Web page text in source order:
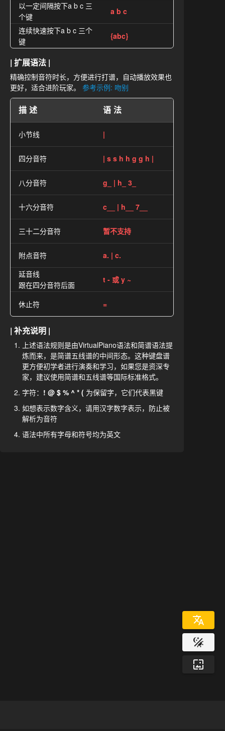
以一定间隔按下a b c 三
个键
a b c
连续快速按下a b c 三个
键
{abc}
| 扩展语法 |
精确控制音符时长，方便进行打谱，自动播放效果也
更好，适合进阶玩家。参考示例: 吻别
描述 语法
小节线 |
四分音符 | s s h h g g h |
八分音符 g_ | h_ 3_
十六分音符 c__ | h__ 7__
三十二分音符 暂不支持
附点音符
a. | c.
延音线
跟在四分音符后面
t - 或 y ~
休止符 =
| 补充说明 |
上述语法规则是由VirtualPiano语法和简谱语法提
炼而来，是简谱五线谱的中间形态。这种键盘谱
更方便初学者进行演奏和学习，如果您是资深专
家，建议使用简谱和五线谱等国际标准格式。
字符： ! @ $ % ^ * ( 为保留字，它们代表黑键
如想表示数字含义，请用汉字数字表示，防止被
解析为音符
语法中所有字母和符号均为英文